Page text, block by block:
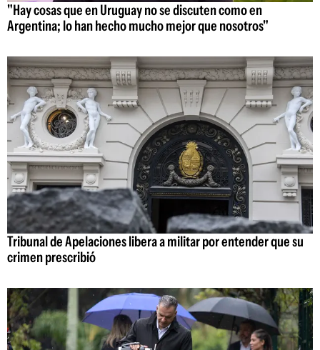
"Hay cosas que en Uruguay no se discuten como en
Argentina; lo han hecho mucho mejor que nosotros"
Tribunal de Apelaciones libera a militar por entender que su
crimen prescribió